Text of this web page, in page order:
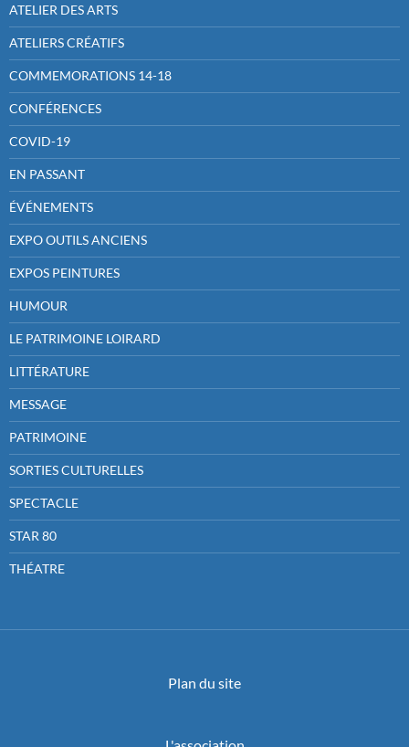
ATELIER DES ARTS
ATELIERS CRÉATIFS
COMMEMORATIONS 14-18
CONFÉRENCES
COVID-19
EN PASSANT
ÉVÉNEMENTS
EXPO OUTILS ANCIENS
EXPOS PEINTURES
HUMOUR
LE PATRIMOINE LOIRARD
LITTÉRATURE
MESSAGE
PATRIMOINE
SORTIES CULTURELLES
SPECTACLE
STAR 80
THÉATRE
Plan du site